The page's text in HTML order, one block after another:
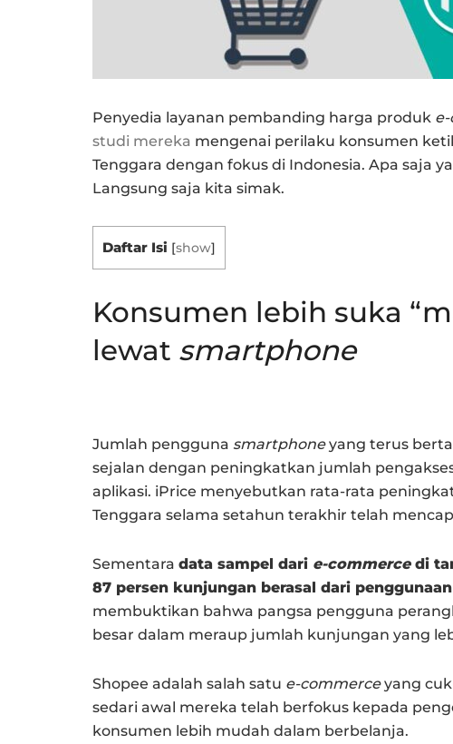
Penyedia layanan pembanding harga produk
studi mereka mengenai perilaku konsumen
Tenggara dengan fokus di Indonesia. Apa saja
Langsung saja kita simak.
Daftar Isi [show]
Konsumen lebih suka
lewat smartphone
Jumlah pengguna smartphoneyang terus
sejalan dengan peningkatkan jumlah
aplikasi. iPrice menyebutkan rata-rata
Tenggara selama setahun terakhir telah
Sementara data sampel dari e-commercedi
87 persen kunjungan berasal dari penggunaan
membuktikan bahwa pangsa pengguna
besar dalam meraup jumlah kunjungan yang
Shopee adalah salah satu e-commerceyang
sedari awal mereka telah berfokus kepada
konsumen lebih mudah dalam berbelanja.